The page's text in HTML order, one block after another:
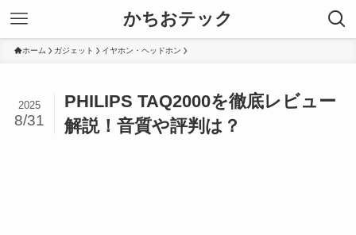
かちおテック
ホーム ガジェット イヤホン・ヘッドホン
PHILIPS TAQ2000を徹底レビュー
解説！音質や評判は？
2025
8/31